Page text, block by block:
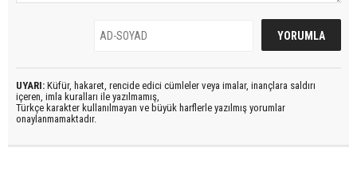
UYARI: Küfür, hakaret, rencide edici cümleler veya imalar, inançlara saldırı
içeren, imla kuralları ile yazılmamış,
Türkçe karakter kullanılmayan ve büyük harflerle yazılmış yorumlar
onaylanmamaktadır.